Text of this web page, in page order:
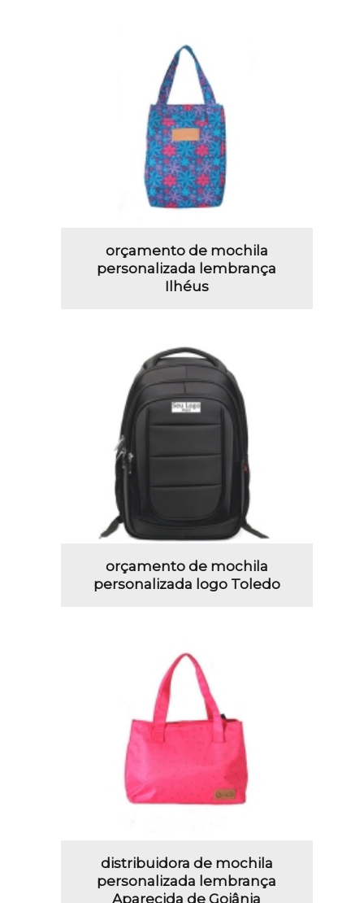
orçamento de mochila
personalizada lembrança
Ilhéus
orçamento de mochila
personalizada logo Toledo
distribuidora de mochila
personalizada lembrança
Aparecida de Goiânia